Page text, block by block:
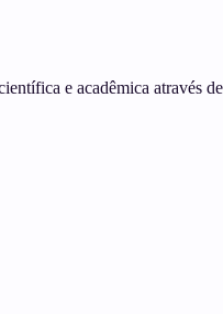
e acadêmica através